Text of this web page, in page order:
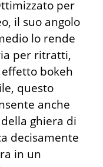
per
il suo angolo
lo rende
per ritratti,
bokeh
questo
anche
ghiera di
decisamente
in un